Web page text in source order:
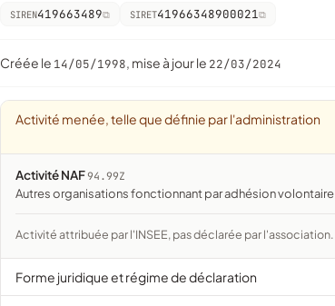
SIREN419663489 SIRET41966348900021
Créée le 14/05/1998, mise à jour le 22/03/2024
Activité menée, telle que définie par l'administration
Activité NAF94.99Z
Autres organisations fonctionnant par adhésion volontaire
Activité attribuée par l'INSEE, pas déclarée par l'association.
Forme juridique et régime de déclaration